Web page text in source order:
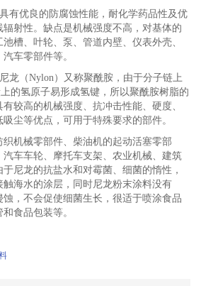
有优良的防腐蚀性能，耐化学药品性及优
射性。缺点是机械强度不高，对基体的
槽、叶轮、泵、管道内壁、仪表外壳、
车零部件等。
龙（Nylon）又称聚酰胺，由于分子链上
的氢原子易形成氢键，所以聚酰胺树脂的
较高的机械强度、抗冲击性能、硬度、
尘等优点，可用于特殊要求的部件。
机械零部件、柴油机的起动活塞零部
车车轮、摩托车支架、农业机械、建筑
尼龙的抗盐水和对霉菌、细菌的惰性，
海水的涂层，同时尼龙粉末涂料没有
，不会促使细菌生长，很适于喷涂食品
食品包装等。